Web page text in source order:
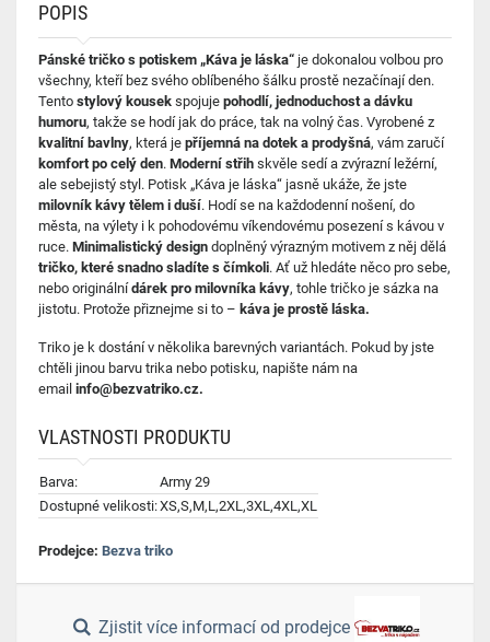
POPIS
Pánské tričko s potiskem „Káva je láska“ je dokonalou volbou pro
všechny, kteří bez svého oblíbeného šálku prostě nezačínají den.
Tento stylový kousek spojuje pohodlí, jednoduchost a dávku
humoru, takže se hodí jak do práce, tak na volný čas. Vyrobené z
kvalitní bavlny, která je příjemná na dotek a prodyšná, vám zaručí
komfort po celý den. Moderní střih skvěle sedí a zvýrazní ležérní,
ale sebejistý styl. Potisk „Káva je láska“ jasně ukáže, že jste
milovník kávy tělem i duší. Hodí se na každodenní nošení, do
města, na výlety i k pohodovému víkendovému posezení s kávou v
ruce. Minimalistický design doplněný výrazným motivem z něj dělá
tričko, které snadno sladíte s čímkoli. Ať už hledáte něco pro sebe,
nebo originálnídárek pro milovníka kávy, tohle tričko je sázka na
jistotu. Protože přiznejme si to – káva je prostě láska.
Triko je k dostání v několika barevných variantách. Pokud by jste
chtěli jinou barvu trika nebo potisku, napište nám na
email info@bezvatriko.cz.
VLASTNOSTI PRODUKTU
Barva:
Army 29
Dostupné velikosti:XS,S,M,L,2XL,3XL,4XL,XL
Prodejce: Bezva triko
Zjistit více informací od prodejce